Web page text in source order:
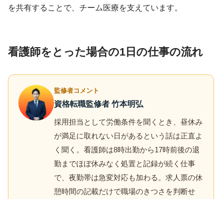
を共有することで、チーム医療を支えています。
看護師をとった場合の1日の仕事の流れ
監修者コメント
資格転職監修者 竹本明弘
採用担当として労働条件を聞くとき、昼休み
が満足に取れない日があるという話は正直よ
く聞く。看護師は8時出勤から17時前後の退
勤までほぼ休みなく処置と記録が続く仕事
で、夜勤帯は急変対応も加わる。求人票の休
憩時間の記載だけで職場のきつさを判断せ